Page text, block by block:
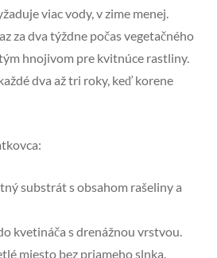
viac vody, v zime menej.
za dva týždne počas vegetačného
hnojivom pre kvitnúce rastliny.
dva až tri roky, keď korene
substrát s obsahom rašeliny a
kvetináča s drenážnou vrstvou.
miesto bez priameho slnka.